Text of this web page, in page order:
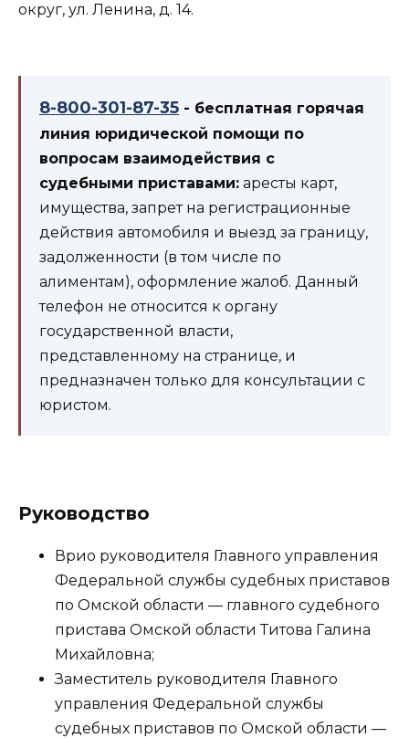
округ, ул. Ленина, д. 14.
8-800-301-87-35 - бесплатная горячая
линия юридической помощи по
вопросам взаимодействия с
судебными приставами: аресты карт,
имущества, запрет на регистрационные
действия автомобиля и выезд за границу,
задолженности (в том числе по
алиментам), оформление жалоб. Данный
телефон не относится к органу
государственной власти,
представленному на странице, и
предназначен только для консультации с
юристом.
Руководство
Врио руководителя Главного управления
Федеральной службы судебных приставов
по Омской области — главного судебного
пристава Омской области Титова Галина
Михайловна;
Заместитель руководителя Главного
управления Федеральной службы
судебных приставов по Омской области —